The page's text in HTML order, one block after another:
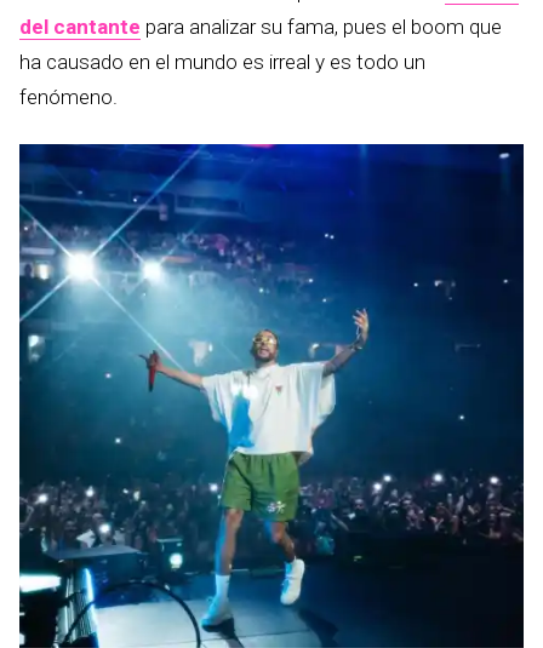
del cantante para analizar su fama, pues el boom que
ha causado en el mundo es irreal y es todo un
fenómeno.